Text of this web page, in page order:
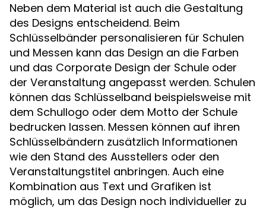
Neben dem Material ist auch die Gestaltung
des Designs entscheidend. Beim
Schlüsselbänder personalisieren für Schulen
und Messen kann das Design an die Farben
und das Corporate Design der Schule oder
der Veranstaltung angepasst werden. Schulen
können das Schlüsselband beispielsweise mit
dem Schullogo oder dem Motto der Schule
bedrucken lassen. Messen können auf ihren
Schlüsselbändern zusätzlich Informationen
wie den Stand des Ausstellers oder den
Veranstaltungstitel anbringen. Auch eine
Kombination aus Text und Grafiken ist
möglich, um das Design noch individueller zu